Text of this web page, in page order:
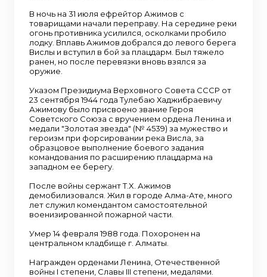
В ночь на 31 июля ефрейтор Ажимов с
товарищами начали переправу. На середине реки
огонь противника усилился, осколками пробило
лодку. Вплавь Ажимов добрался до левого берега
Вислы и вступил в бой за плацдарм. Был тяжело
ранен, но после перевязки вновь взялся за
оружие.
Указом Президиума Верховного Совета СССР от
23 сентября 1944 года Тулебаю Хаджибраевичу
Ажимову было присвоено звание Героя
Советского Союза с вручением ордена Ленина и
медали "Золотая звезда" (№ 4539) за мужество и
героизм при форсировании река Висла, за
образцовое выполнение боевого задания
командования по расширению плацдарма на
западном ее берегу.
После войны сержант Т.X. Ажимов
демобилизовался. Жил в городе Алма-Ате, много
лет служил комендантом самостоятельной
военизированной пожарной части.
Умер 14 февраля 1988 года. Похоронен на
центральном кладбище г. Алматы.
Награжден орденами Ленина, Отечественной
войны I степени, Славы III степени, медалями.